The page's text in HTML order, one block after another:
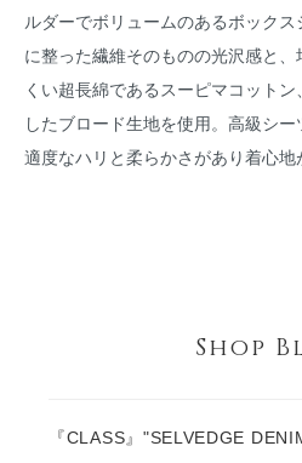
ルダーでボリュームのあるボック
に整った繊維そのものの光沢感と
くい超長綿であるスーピマコット
したブロード生地を使用。高級シ
適度なハリと柔らかさがあり着心地
Shop
『CLASS』"SELVEDGE